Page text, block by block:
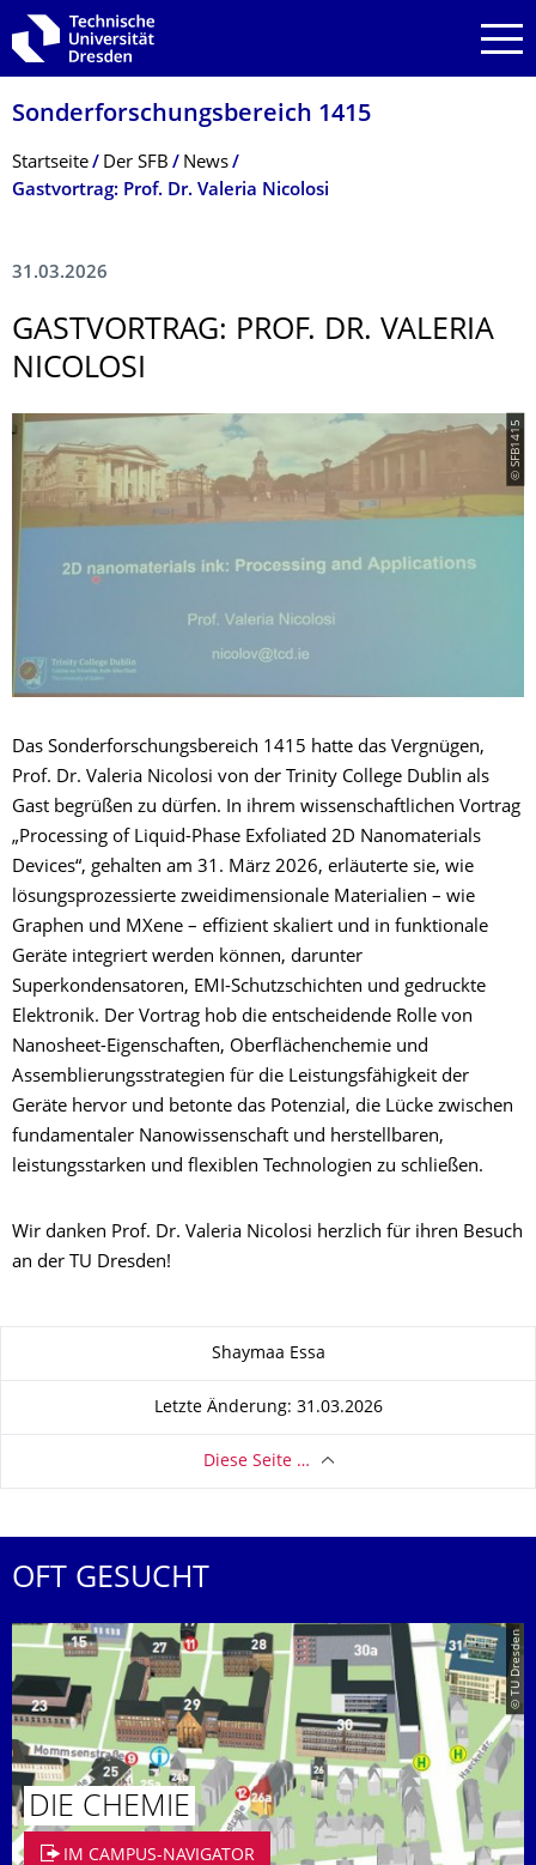
Zur Hauptnavigation springen
Zur Suche springen
Zum Inhalt springen
Sonderforschungs­bereich 1415
Breadcrumb-Menü
Startseite Der SFB
News
Gastvortrag: Prof. Dr. Valeria Nicolosi
31.03.2026
GASTVORTRAG: PROF. DR. VALERIA
NICOLOSI
© SFB1415
Das Sonderforschungsbereich 1415 hatte das Vergnügen,
Prof. Dr. Valeria Nicolosi von der Trinity College Dublin als
Gast begrüßen zu dürfen. In ihrem wissenschaftlichen Vortrag
„Processing of Liquid-Phase Exfoliated 2D Nanomaterials
Devices“, gehalten am 31. März 2026, erläuterte sie, wie
lösungsprozessierte zweidimensionale Materialien – wie
Graphen und MXene – effizient skaliert und in funktionale
Geräte integriert werden können, darunter
Superkondensatoren, EMI-Schutzschichten und gedruckte
Elektronik. Der Vortrag hob die entscheidende Rolle von
Nanosheet-Eigenschaften, Oberflächenchemie und
Assemblierungsstrategien für die Leistungsfähigkeit der
Geräte hervor und betonte das Potenzial, die Lücke zwischen
fundamentaler Nanowissenschaft und herstellbaren,
leistungsstarken und flexiblen Technologien zu schließen.
Wir danken Prof. Dr. Valeria Nicolosi herzlich für ihren Besuch
an der TU Dresden!
Shaymaa Essa
Letzte Änderung: 31.03.2026
Diese Seite …
OFT GESUCHT
© TU Dresden
DIE CHEMIE
IM CAMPUS-NAVIGATOR